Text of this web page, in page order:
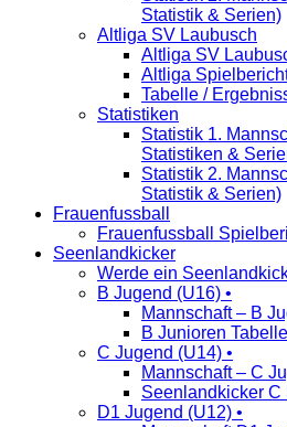
Statistik & Serien)
Altliga SV Laubusch
Altliga SV
Altliga
Tabelle /
Statistiken
Statistik 1.
Statistiken &
Statistik 2.
Statistik & Serien)
Frauenfussball
Frauenfussball
Seenlandkicker
Werde ein
B Jugend (U16) •
Mannschaft – B
B Junioren
C Jugend (U14) •
Mannschaft – C
Seenlandkicker
D1 Jugend (U12) •